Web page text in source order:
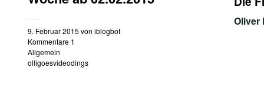
9. Februar 2015 von iblogbot
Kommentare 1
Allgemein
olligoesvideodings
Oliver